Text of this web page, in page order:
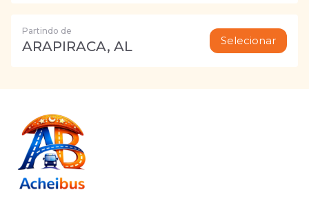
Partindo de
ARAPIRACA, AL Selecionar